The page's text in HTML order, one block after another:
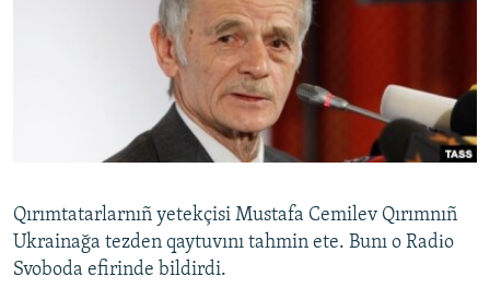
Qırımtatarlarnıñ yetekçisi Mustafa Cemilev Qırımnıñ
Ukrainağa tezden qaytuvını tahmin ete. Bunı o Radіo
Svoboda efirinde bildirdi.